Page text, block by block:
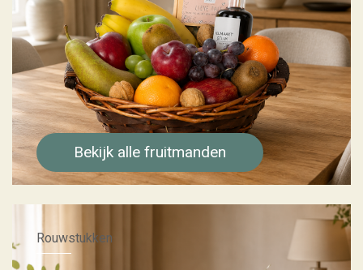
Bekijk alle fruitmanden
Rouwstukken